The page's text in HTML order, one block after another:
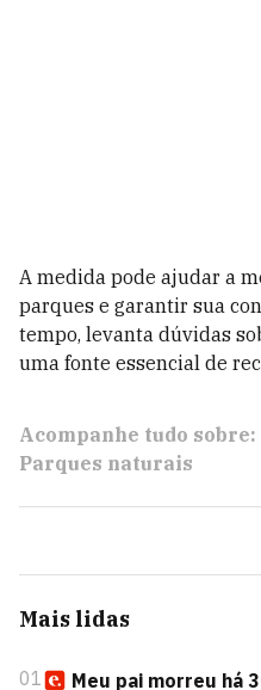
A medida pode ajudar a
parques e garantir sua
tempo, levanta dúvidas
uma fonte essencial de
Acompanhe tudo sobre:
Parques naturais
Mais lidas
01
Meu pai morreu há